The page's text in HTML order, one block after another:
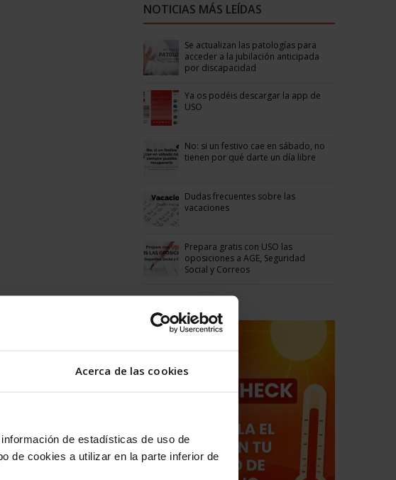
Acerca de las cookies
de estadísticas de uso de
de cookies a utilizar en la parte inferior de
NOTICIAS MÁS LEÍDAS
Se actualizan las patologías para
acceder a la jubilación anticipada
por discapacidad
Ya os podéis descargar la app de
USO
No: si un festivo cae en sábado, no
tienen por qué darte un día libre
Dudas frecuentes sobre las
vacaciones
Prepara gratis con USO las
oposiciones a AGE, Seguridad
Social y Correos